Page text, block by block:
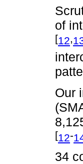
of
[12,
Our
[12-
34